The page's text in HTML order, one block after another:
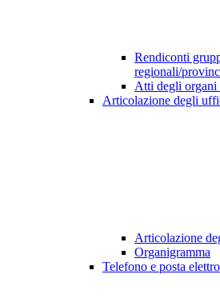
Rendiconti
regionali/
Atti degli
Articolazione degli
Articolazione
Organigramma
Telefono e posta